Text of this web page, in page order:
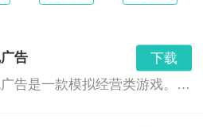
影响公司的业绩和声誉，同时
。
告
下载
善恶启示录免广告是一款模拟经营类游戏。在这个游戏中，你将扮演一位在善恶之间挣扎的角色，通过不断的决策和行动，来改变世界的命运。游戏强调道德选择和成长，你将有机会接触到各种不同的角色和事件，通过他们的反馈来不断修正你的行为。最重要的是，你将无需忍受任何广告的打扰，尽享游戏乐趣。